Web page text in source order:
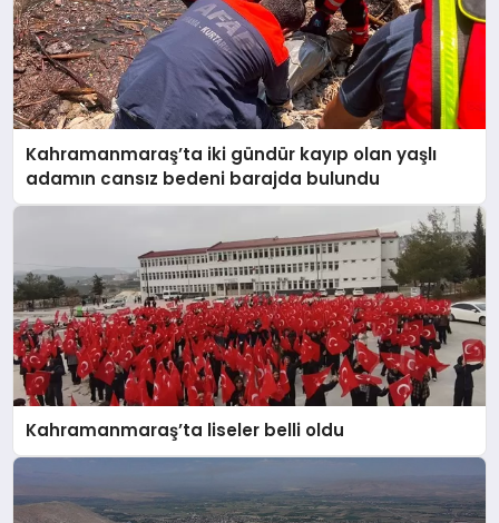
Kahramanmaraş’ta iki gündür kayıp olan yaşlı
adamın cansız bedeni barajda bulundu
Kahramanmaraş’ta liseler belli oldu